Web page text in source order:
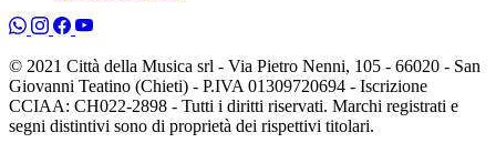
© 2021 Città della Musica srl - Via Pietro Nenni, 105 - 66020 - San
Giovanni Teatino (Chieti) - P.IVA 01309720694 - Iscrizione
CCIAA: CH022-2898 - Tutti i diritti riservati. Marchi registrati e
segni distintivi sono di proprietà dei rispettivi titolari.